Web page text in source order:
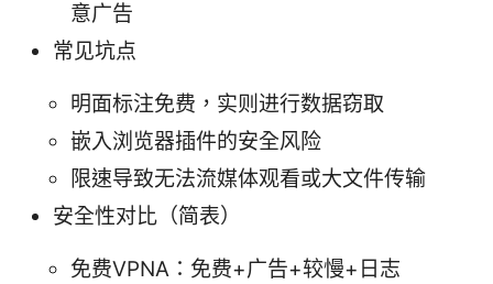
意广告
常见坑点
明面标注免费，实则进行数据窃取
嵌入浏览器插件的安全风险
限速导致无法流媒体观看或大文件传输
安全性对比（简表）
免费VPNA：免费+广告+较慢+日志